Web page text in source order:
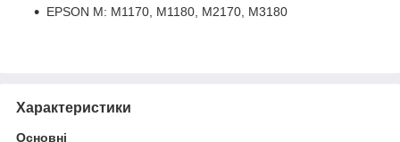
EPSON M: M1170, M1180, M2170, M3180
Характеристики
Основні